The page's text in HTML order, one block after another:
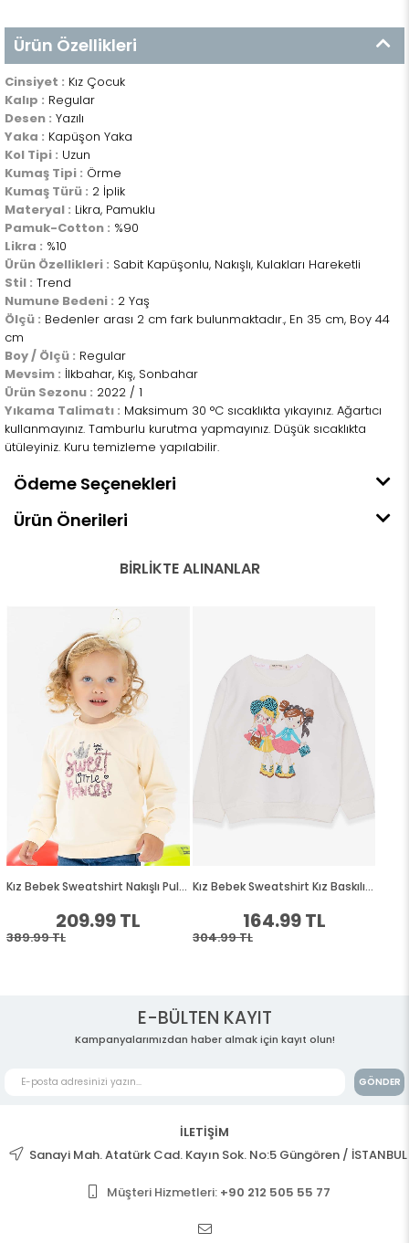
Ürün Özellikleri
Cinsiyet : Kız Çocuk
Kalıp : Regular
Desen : Yazılı
Yaka : Kapüşon Yaka
Kol Tipi : Uzun
Kumaş Tipi : Örme
Kumaş Türü : 2 İplik
Materyal : Likra, Pamuklu
Pamuk-Cotton : %90
Likra : %10
Ürün Özellikleri : Sabit Kapüşonlu, Nakışlı, Kulakları Hareketli
Stil : Trend
Numune Bedeni : 2 Yaş
Ölçü : Bedenler arası 2 cm fark bulunmaktadır., En 35 cm, Boy 44
cm
Boy / Ölçü : Regular
Mevsim : İlkbahar, Kış, Sonbahar
Ürün Sezonu : 2022 / 1
Yıkama Talimatı : Maksimum 30 °C sıcaklıkta yıkayınız. Ağartıcı
kullanmayınız. Tamburlu kurutma yapmayınız. Düşük sıcaklıkta
ütüleyiniz. Kuru temizleme yapılabilir.
Ödeme Seçenekleri
Ürün Önerileri
E-BÜLTEN KAYIT
Kampanyalarımızdan haber almak için kayıt olun!
GÖNDER
İLETİŞİM
Sanayi Mah. Atatürk Cad. Kayın Sok. No:5 Güngören / İSTANBUL
Müşteri Hizmetleri: +90 212 505 55 77